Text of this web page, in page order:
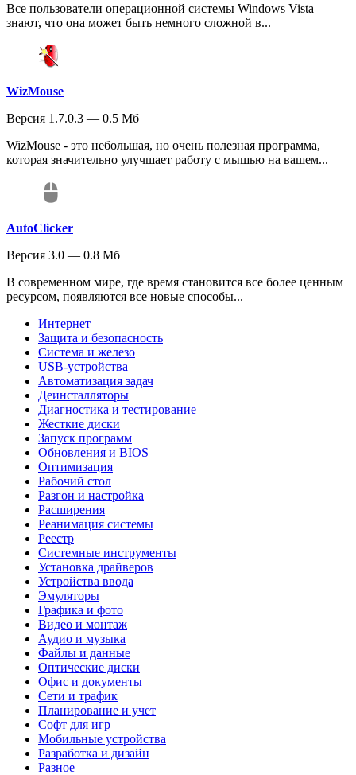
Все пользователи операционной системы Windows Vista
знают, что она может быть немного сложной в...
WizMouse
Версия 1.7.0.3 — 0.5 Мб
WizMouse - это небольшая, но очень полезная программа,
которая значительно улучшает работу с мышью на вашем...
AutoClicker
Версия 3.0 — 0.8 Мб
В современном мире, где время становится все более ценным
ресурсом, появляются все новые способы...
Интернет
Защита и безопасность
Система и железо
USB-устройства
Автоматизация задач
Деинсталляторы
Диагностика и тестирование
Жесткие диски
Запуск программ
Обновления и BIOS
Оптимизация
Рабочий стол
Разгон и настройка
Расширения
Реанимация системы
Реестр
Системные инструменты
Установка драйверов
Устройства ввода
Эмуляторы
Графика и фото
Видео и монтаж
Аудио и музыка
Файлы и данные
Оптические диски
Офис и документы
Сети и трафик
Планирование и учет
Софт для игр
Мобильные устройства
Разработка и дизайн
Разное